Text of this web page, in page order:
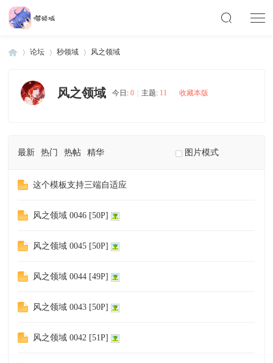
论坛 秒领域 风之领域
风之领域 今日:0 主题: 11 收藏本版
最新 热门 热帖 精华 图片模式
这个模板支持三端自适应
风之领域 0046 [50P]
风之领域 0045 [50P]
风之领域 0044 [49P]
风之领域 0043 [50P]
风之领域 0042 [51P]